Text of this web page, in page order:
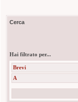
Cerca
Hai filtrato per...
Brevi
A